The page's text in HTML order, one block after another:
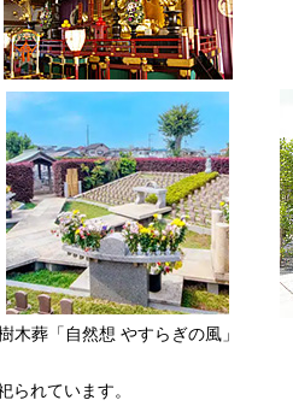
木葬「自然想 やすらぎの風」
られています。